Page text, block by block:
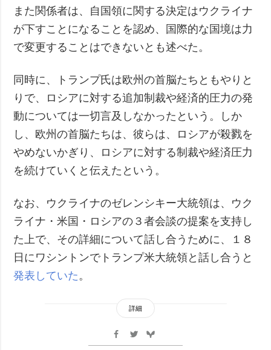
また関係者は、自国領に関する決定はウクライナ
が下すことになることを認め、国際的な国境は力
で変更することはできないとも述べた。
同時に、トランプ氏は欧州の首脳たちともやりと
りで、ロシアに対する追加制裁や経済的圧力の発
動については一切言及しなかったという。しか
し、欧州の首脳たちは、彼らは、ロシアが殺戮を
やめないかぎり、ロシアに対する制裁や経済圧力
を続けていくと伝えたという。
なお、ウクライナのゼレンシキー大統領は、ウク
ライナ・米国・ロシアの３者会談の提案を支持し
た上で、その詳細について話し合うために、１８
日にワシントンでトランプ米大統領と話し合うと
発表していた 。
詳細